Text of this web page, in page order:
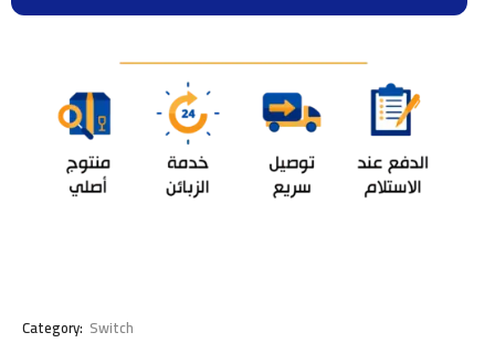
Category: Switch